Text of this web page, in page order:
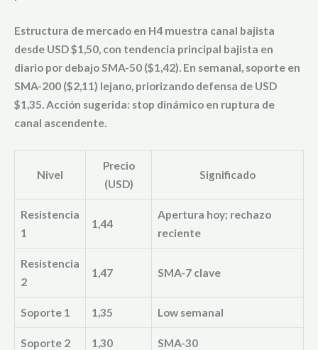
Estructura de mercado en H4 muestra canal bajista
desde USD $1,50, con tendencia principal bajista en
diario por debajo SMA-50 ($1,42). En semanal, soporte en
SMA-200 ($2,11) lejano, priorizando defensa de USD
$1,35. Acción sugerida: stop dinámico en ruptura de
canal ascendente.
Nivel
Precio
(USD)
Significado
Resistencia
1
1,44
Apertura hoy; rechazo
reciente
Resistencia
2
1,47 SMA-7 clave
Soporte 1 1,35 Low semanal
Soporte 2 1,30 SMA-30